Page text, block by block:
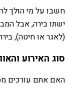
חשבו על מי הולך
ישתו בירה, אבל
(לאגר או חיטה),
סוג האירוע
האם אתם עורכים